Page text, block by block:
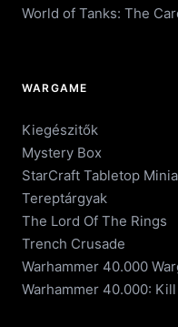
World of Tanks: The
WARGAME
Kiegészitők
Mystery Box
StarCraft Tabletop
Tereptárgyak
The Lord Of The Rings
Trench Crusade
Warhammer 40.000
Warhammer 40.000: Kill